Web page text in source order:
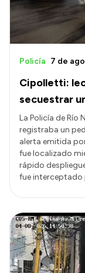
Cipolletti:
secuestrar
Policía 7 de
La Policía de Río
registraba un
alerta emitida
fue localizado
rápido
fue interceptado